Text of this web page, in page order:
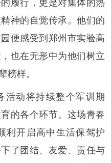
神的自觉传承。他们的
便感受到郑州市实验高
也在无形中为他们树立
样。
活动将持续整个军训期
的各个环节。这场青春
利开启高中生活保驾护
了团结、友爱、责任与